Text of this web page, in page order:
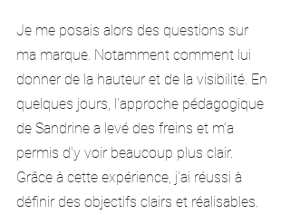
Je me posais alors des questions sur
ma marque. Notamment comment lui
donner de la hauteur et de la visibilité. En
quelques jours, l'approche pédagogique
de Sandrine a levé des freins et m’a
permis d’y voir beaucoup plus clair.
Grâce à cette expérience, j'ai réussi à
définir des objectifs clairs et réalisables.